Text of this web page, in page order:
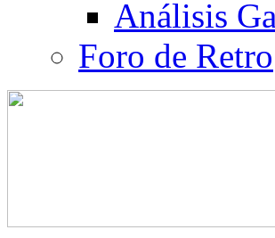
Análisis
Foro de Retro